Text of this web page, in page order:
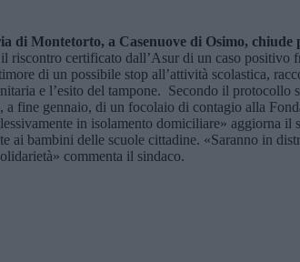
di Montetorto, a Casenuove di Osimo, chiude
riscontro certificato dall’Asur di un caso
di un possibile stop all’attività scolastica,
e l’esito del tampone. Secondo il
a fine gennaio, di un focolaio di contagio alla
in isolamento domiciliare» aggiorna il
ai bambini delle scuole cittadine. «Saranno in
commenta il sindaco.